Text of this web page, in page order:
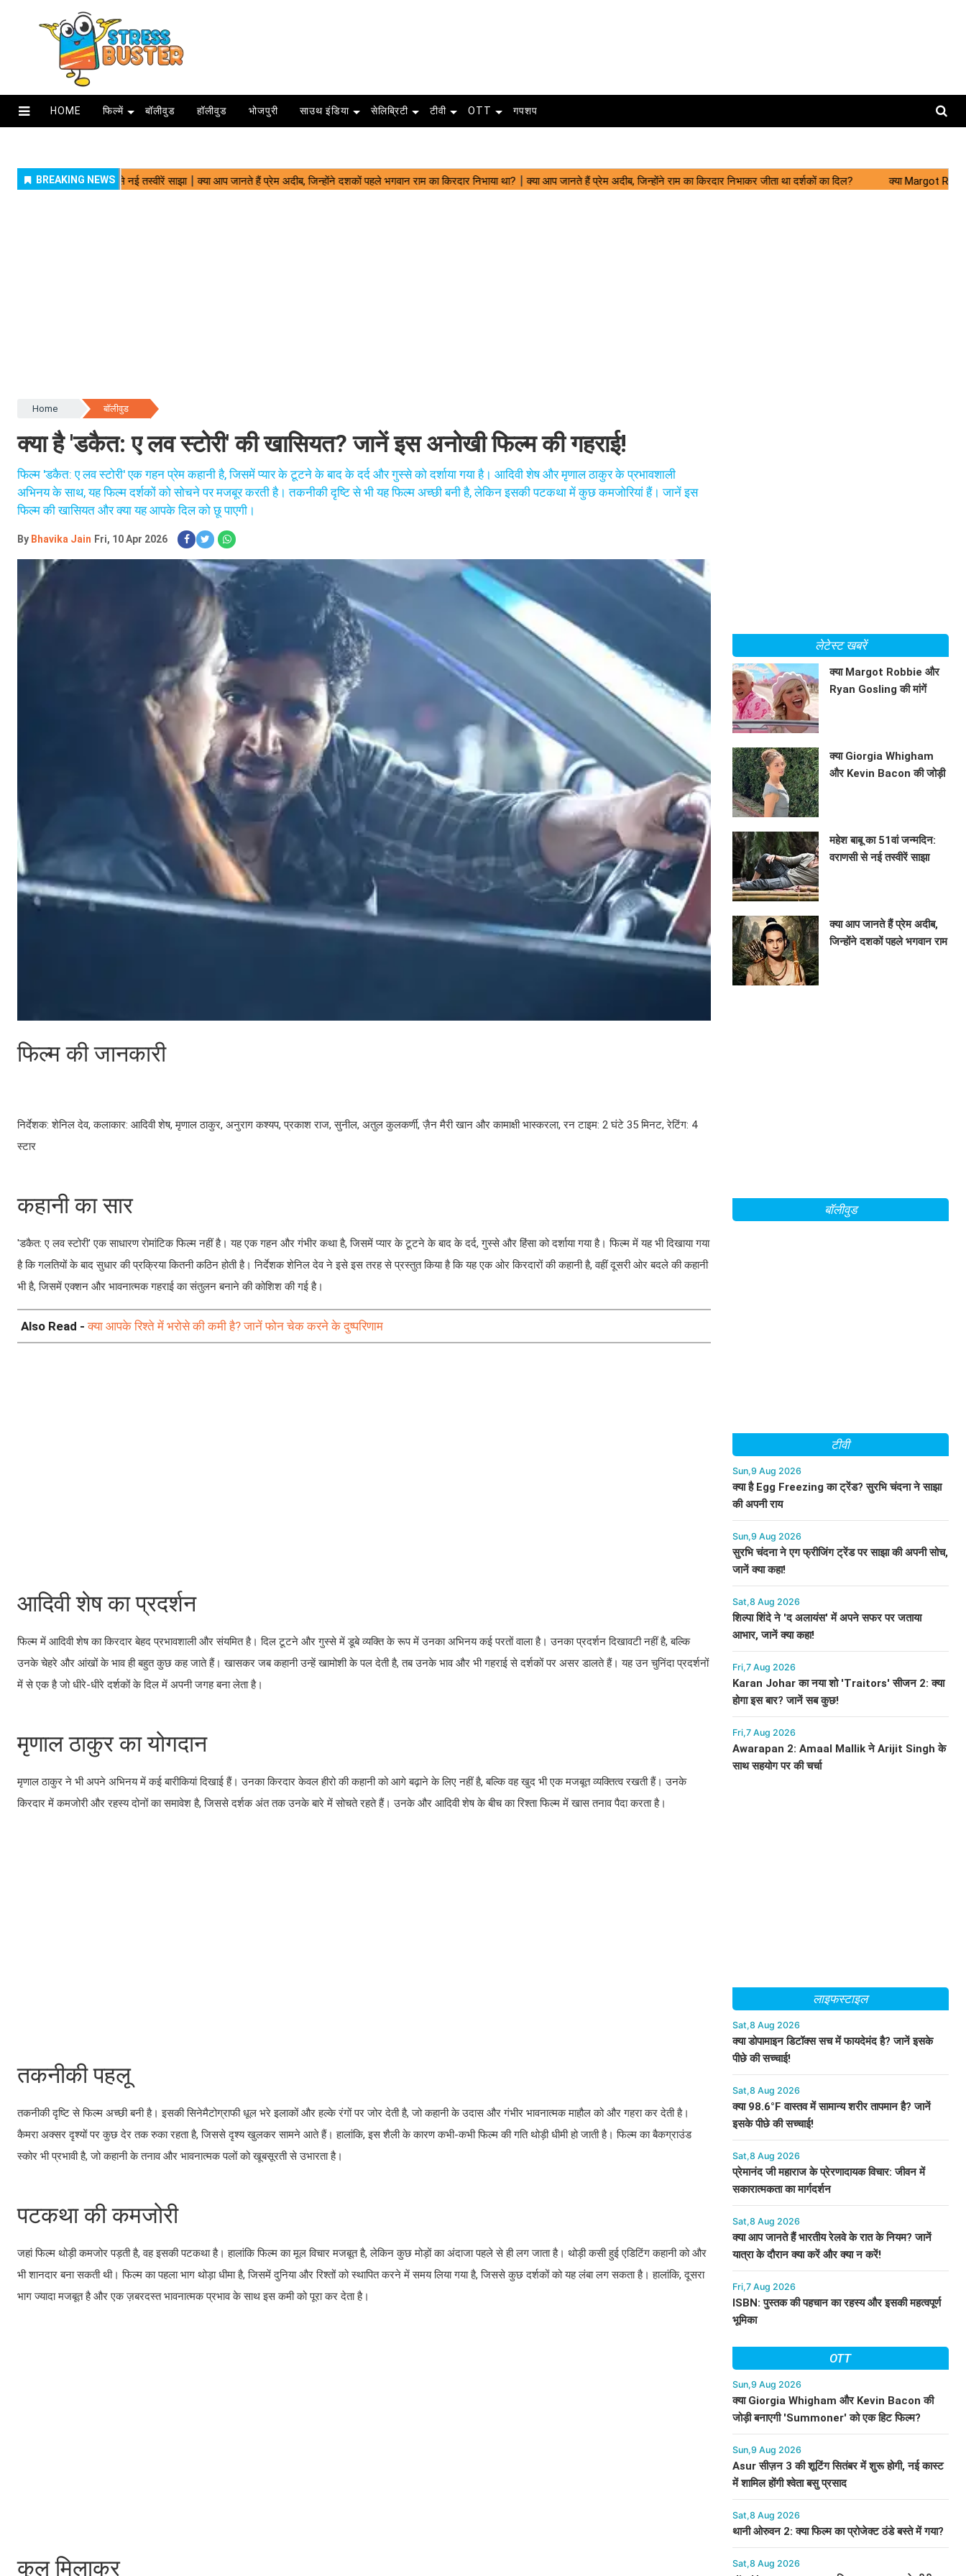
HOME फिल्में बॉलीवुड हॉलीवुड भोजपुरी साउथ इंडिया सेलिब्रिटी टीवी OTT गपशप
Home बॉलीवुड
क्या है 'डकैत: ए लव स्टोरी' की खासियत? जानें इस अनोखी फिल्म की गहराई!
फिल्म 'डकैत: ए लव स्टोरी' एक गहन प्रेम कहानी है, जिसमें प्यार के टूटने के बाद के दर्द और गुस्से को दर्शाया गया है। आदिवी शेष और मृणाल ठाकुर के प्रभावशाली
अभिनय के साथ, यह फिल्म दर्शकों को सोचने पर मजबूर करती है। तकनीकी दृष्टि से भी यह फिल्म अच्छी बनी है, लेकिन इसकी पटकथा में कुछ कमजोरियां हैं। जानें इस
फिल्म की खासियत और क्या यह आपके दिल को छू पाएगी।
By Bhavika Jain Fri, 10 Apr 2026
फिल्म की जानकारी
निर्देशक: शेनिल देव, कलाकार: आदिवी शेष, मृणाल ठाकुर, अनुराग कश्यप, प्रकाश राज, सुनील, अतुल कुलकर्णी, ज़ैन मैरी खान और कामाक्षी भास्करला, रन टाइम: 2 घंटे 35 मिनट, रेटिंग: 4
स्टार
कहानी का सार
'डकैत: ए लव स्टोरी' एक साधारण रोमांटिक फिल्म नहीं है। यह एक गहन और गंभीर कथा है, जिसमें प्यार के टूटने के बाद के दर्द, गुस्से और हिंसा को दर्शाया गया है। फिल्म में यह भी दिखाया गया
है कि गलतियों के बाद सुधार की प्रक्रिया कितनी कठिन होती है। निर्देशक शेनिल देव ने इसे इस तरह से प्रस्तुत किया है कि यह एक ओर किरदारों की कहानी है, वहीं दूसरी ओर बदले की कहानी
भी है, जिसमें एक्शन और भावनात्मक गहराई का संतुलन बनाने की कोशिश की गई है।
Also Read -क्या आपके रिश्ते में भरोसे की कमी है? जानें फोन चेक करने के दुष्परिणाम
आदिवी शेष का प्रदर्शन
फिल्म में आदिवी शेष का किरदार बेहद प्रभावशाली और संयमित है। दिल टूटने और गुस्से में डूबे व्यक्ति के रूप में उनका अभिनय कई परतों वाला है। उनका प्रदर्शन दिखावटी नहीं है, बल्कि
उनके चेहरे और आंखों के भाव ही बहुत कुछ कह जाते हैं। खासकर जब कहानी उन्हें खामोशी के पल देती है, तब उनके भाव और भी गहराई से दर्शकों पर असर डालते हैं। यह उन चुनिंदा प्रदर्शनों
में से एक है जो धीरे-धीरे दर्शकों के दिल में अपनी जगह बना लेता है।
मृणाल ठाकुर का योगदान
मृणाल ठाकुर ने भी अपने अभिनय में कई बारीकियां दिखाई हैं। उनका किरदार केवल हीरो की कहानी को आगे बढ़ाने के लिए नहीं है, बल्कि वह खुद भी एक मजबूत व्यक्तित्व रखती हैं। उनके
किरदार में कमजोरी और रहस्य दोनों का समावेश है, जिससे दर्शक अंत तक उनके बारे में सोचते रहते हैं। उनके और आदिवी शेष के बीच का रिश्ता फिल्म में खास तनाव पैदा करता है।
तकनीकी पहलू
तकनीकी दृष्टि से फिल्म अच्छी बनी है। इसकी सिनेमैटोग्राफी धूल भरे इलाकों और हल्के रंगों पर जोर देती है, जो कहानी के उदास और गंभीर भावनात्मक माहौल को और गहरा कर देती है।
कैमरा अक्सर दृश्यों पर कुछ देर तक रुका रहता है, जिससे दृश्य खुलकर सामने आते हैं। हालांकि, इस शैली के कारण कभी-कभी फिल्म की गति थोड़ी धीमी हो जाती है। फिल्म का बैकग्राउंड
स्कोर भी प्रभावी है, जो कहानी के तनाव और भावनात्मक पलों को खूबसूरती से उभारता है।
पटकथा की कमजोरी
जहां फिल्म थोड़ी कमजोर पड़ती है, वह इसकी पटकथा है। हालांकि फिल्म का मूल विचार मजबूत है, लेकिन कुछ मोड़ों का अंदाजा पहले से ही लग जाता है। थोड़ी कसी हुई एडिटिंग कहानी को और
भी शानदार बना सकती थी। फिल्म का पहला भाग थोड़ा धीमा है, जिसमें दुनिया और रिश्तों को स्थापित करने में समय लिया गया है, जिससे कुछ दर्शकों को यह लंबा लग सकता है। हालांकि, दूसरा
भाग ज्यादा मजबूत है और एक ज़बरदस्त भावनात्मक प्रभाव के साथ इस कमी को पूरा कर देता है।
कुल मिलाकर
लेटेस्ट खबरें
क्या Margot Robbie और
Ryan Gosling की मांगें
क्या Giorgia Whigham
और Kevin Bacon की जोड़ी
महेश बाबू का 51वां जन्मदिन:
वराणसी से नई तस्वीरें साझा
क्या आप जानते हैं प्रेम अदीब,
जिन्होंने दशकों पहले भगवान राम
बॉलीवुड
टीवी
Sun,9 Aug 2026
क्या है Egg Freezing का ट्रेंड? सुरभि चंदना ने साझा
की अपनी राय
Sun,9 Aug 2026
सुरभि चंदना ने एग फ्रीजिंग ट्रेंड पर साझा की अपनी सोच,
जानें क्या कहा!
Sat,8 Aug 2026
शिल्पा शिंदे ने 'द अलायंस' में अपने सफर पर जताया
आभार, जानें क्या कहा!
Fri,7 Aug 2026
Karan Johar का नया शो 'Traitors' सीजन 2: क्या
होगा इस बार? जानें सब कुछ!
Fri,7 Aug 2026
Awarapan 2: Amaal Mallik ने Arijit Singh के
साथ सहयोग पर की चर्चा
लाइफस्टाइल
Sat,8 Aug 2026
क्या डोपामाइन डिटॉक्स सच में फायदेमंद है? जानें इसके
पीछे की सच्चाई!
Sat,8 Aug 2026
क्या 98.6°F वास्तव में सामान्य शरीर तापमान है? जानें
इसके पीछे की सच्चाई!
Sat,8 Aug 2026
प्रेमानंद जी महाराज के प्रेरणादायक विचार: जीवन में
सकारात्मकता का मार्गदर्शन
Sat,8 Aug 2026
क्या आप जानते हैं भारतीय रेलवे के रात के नियम? जानें
यात्रा के दौरान क्या करें और क्या न करें!
Fri,7 Aug 2026
ISBN: पुस्तक की पहचान का रहस्य और इसकी महत्वपूर्ण
भूमिका
OTT
Sun,9 Aug 2026
क्या Giorgia Whigham और Kevin Bacon की
जोड़ी बनाएगी 'Summoner' को एक हिट फिल्म?
Sun,9 Aug 2026
Asur सीज़न 3 की शूटिंग सितंबर में शुरू होगी, नई कास्ट
में शामिल होंगी श्वेता बसु प्रसाद
Sat,8 Aug 2026
थानी ओरुवन 2: क्या फिल्म का प्रोजेक्ट ठंडे बस्ते में गया?
Sat,8 Aug 2026